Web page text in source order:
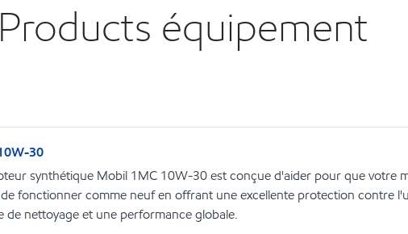
équipement
30
synthétique Mobil 1MC 10W-30 est conçue d'aider pour que votre
fonctionner comme neuf en offrant une excellente protection contre
de nettoyage et une performance globale.